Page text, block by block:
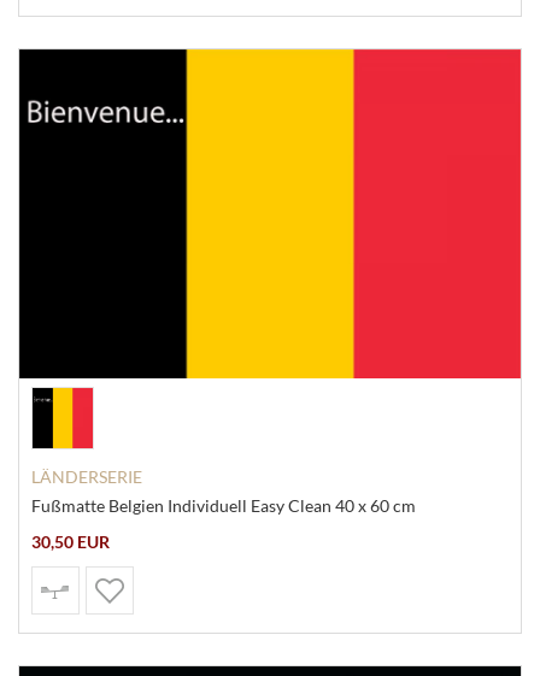
LÄNDERSERIE
Fußmatte Belgien Individuell Easy Clean 40 x 60 cm
30,50 EUR